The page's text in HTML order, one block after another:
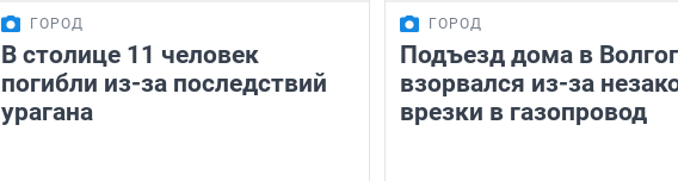
ГОРОД
В столице 11 человек
погибли из-за последствий
урагана
ГОРОД
Подъезд дома в
взорвался из-за
врезки в газопровод